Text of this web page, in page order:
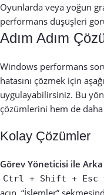
Oyunlarda veya yoğun
performans düşüşleri
Adım Adım
Windows performans
hatasını çözmek için
uygulayabilirsiniz. Bu
çözümlerini hem de
Kolay Çözümler
Görev Yöneticisi ile
Ctrl + Shift + Esc
açın. “İşlemler”